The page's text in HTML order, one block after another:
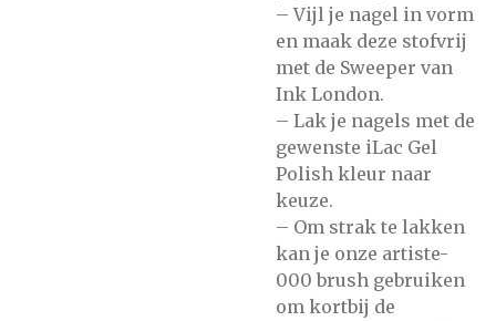
– Vijl je nagel in vorm
en maak deze stofvrij
met de Sweeper van
Ink London.
– Lak je nagels met de
gewenste iLac Gel
Polish kleur naar
keuze.
– Om strak te lakken
kan je onze artiste-
000 brush gebruiken
om kortbij de